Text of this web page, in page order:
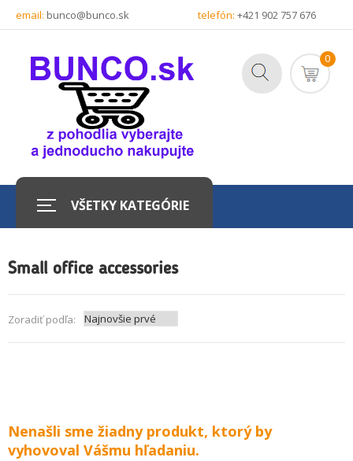
email: bunco@bunco.sk telefón: +421 902 757 676
0
VŠETKY KATEGÓRIE
Small office accessories
Zoradiť podľa:
Nenašli sme žiadny produkt, ktorý by
vyhovoval Vášmu hľadaniu.